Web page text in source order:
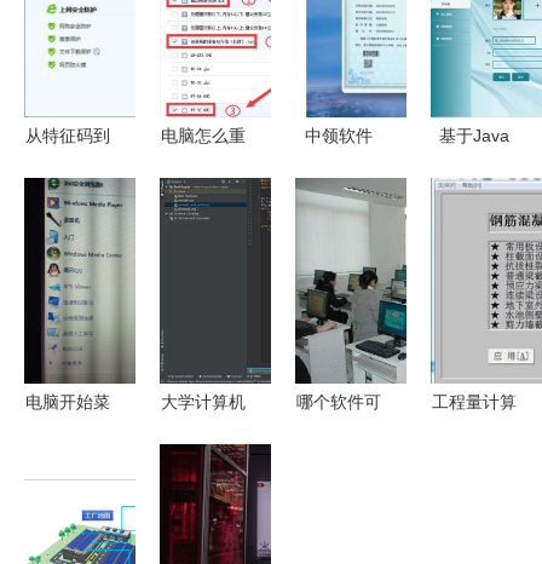
从特征码到
计算机防病
毒软件工作
原理的演变
与软件开发
趋势
电脑怎么重
中领软件
栈解决方案
基于Java
人际关系管
理软件设计
与实现
电脑开始菜
只是显示正
在运行的软
件吗？兼谈
大学计算机
件与开发工
具清单
哪个软件可
工程量计算